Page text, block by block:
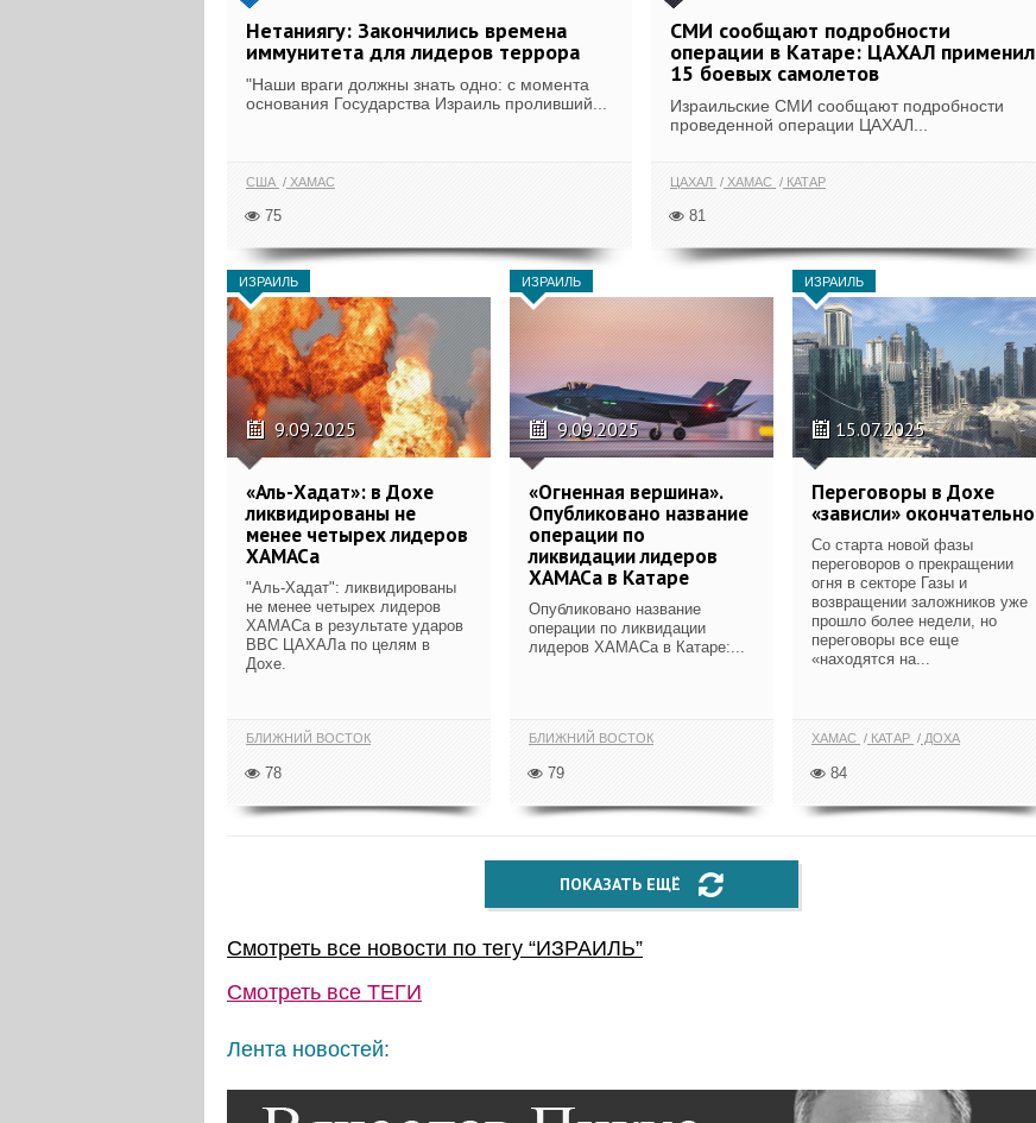
Нетаниягу: Закончились времена
иммунитета для лидеров террора
"Наши враги должны знать одно: с момента
основания Государства Израиль проливший...
США ХАМАС
75
СМИ сообщают подробности
операции в Катаре: ЦАХАЛ применил
15 боевых самолетов
Израильские СМИ сообщают подробности
проведенной операции ЦАХАЛ...
ЦАХАЛ ХАМАС КАТАР
81
ИЗРАИЛЬ
9.09.2025
«Аль-Хадат»: в Дохе
ликвидированы не
менее четырех лидеров
ХАМАСа
"Аль-Хадат": ликвидированы
не менее четырех лидеров
ХАМАСа в результате ударов
ВВС ЦАХАЛа по целям в
Дохе.
БЛИЖНИЙ ВОСТОК
78
ИЗРАИЛЬ
9.09.2025
«Огненная вершина».
Опубликовано название
операции по
ликвидации лидеров
ХАМАСа в Катаре
Опубликовано название
операции по ликвидации
лидеров ХАМАСа в Катаре:...
БЛИЖНИЙ ВОСТОК
79
ИЗРАИЛЬ
15.07.2025
Переговоры в Дохе
«зависли» окончательно
Со старта новой фазы
переговоров о прекращении
огня в секторе Газы и
возвращении заложников уже
прошло более недели, но
переговоры все еще
«находятся на...
ХАМАС КАТАР ДОХА
84
ПОКАЗАТЬ ЕЩЁ
Смотреть все новости по тегу “ИЗРАИЛЬ”
Смотреть все ТЕГИ
Лента новостей: